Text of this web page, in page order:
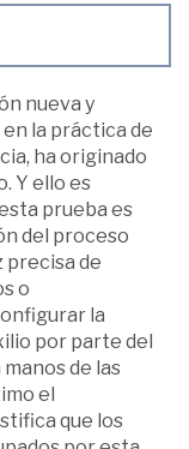
nueva y
la práctica de
ha originado
Y ello es
prueba es
del proceso
precisa de
o
la
por parte del
manos de las
el
que los